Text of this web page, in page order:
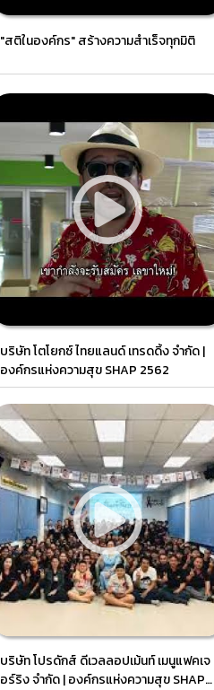
"สติในองค์กร" สร้างความสำเร็จทุกมิติ
บริษัท โตโยกซ์ ไทยแลนด์ เทรดดิ้ง จำกัด |
องค์กรแห่งความสุข SHAP 2562
บริษัท โปรดักส์ ดีเวลลอปเม้นท์ เมนูแฟคเจ
อร์ริง จำกัด | องค์กรแห่งความสุข SHAP